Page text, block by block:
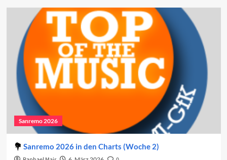
Sanremo 2026
Sanremo 2026 in den Charts (Woche 2)